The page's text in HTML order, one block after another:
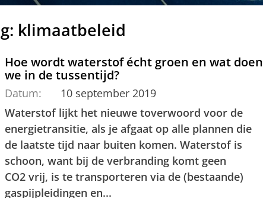
klimaatbeleid
Hoe wordt waterstof écht groen en wat doen
we in de tussentijd?
Datum:
10 september 2019
Waterstof lijkt het nieuwe toverwoord voor de
energietransitie, als je afgaat op alle plannen die
de laatste tijd naar buiten komen. Waterstof is
schoon, want bij de verbranding komt geen
CO2 vrij, is te transporteren via de (bestaande)
gaspijpleidingen en...